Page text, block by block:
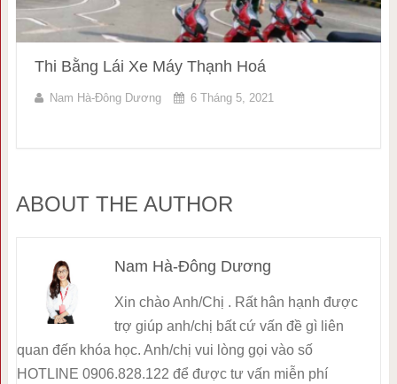
Thi Bằng Lái Xe Máy Thạnh Hoá
Nam Hà-Đông Dương 6 Tháng 5, 2021
ABOUT THE AUTHOR
Nam Hà-Đông Dương
Xin chào Anh/Chị . Rất hân hạnh được
trợ giúp anh/chị bất cứ vấn đề gì liên
quan đến khóa học. Anh/chị vui lòng gọi vào số
HOTLINE 0906.828.122 để được tư vấn miễn phí